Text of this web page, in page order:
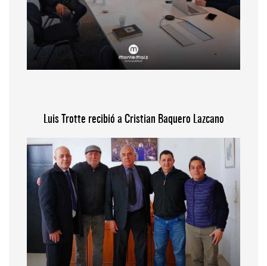
Luis Trotte recibió a Cristian Baquero Lazcano